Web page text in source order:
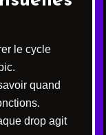
le cycle
quand
drop agit